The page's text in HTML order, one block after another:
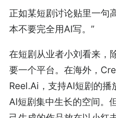
正如某短剧讨论贴里一句
本不要完全用AI写。”
在短剧从业者小刘看来，
要一个平台。在海外，
Reel.Ai，支持AI短剧的播
AI短剧集中生长的空间。